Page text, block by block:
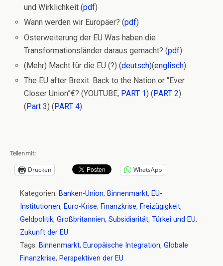
und Wirklichkeit (pdf)
Wann werden wir Europäer? (pdf)
Osterweiterung der EU Was haben die
Transformationsländer daraus gemacht? (pdf)
(Mehr) Macht für die EU (?) (deutsch)(englisch)
The EU after Brexit: Back to the Nation or “Ever
Closer Union”€? (YOUTUBE, PART 1) (PART 2)
(Part3) (PART 4)
Teilen mit:
Drucken WhatsApp
Kategorien: Banken-Union, Binnenmarkt, EU-
Institutionen, Euro-Krise, Finanzkrise, Freizügigkeit,
Geldpolitik, Großbritannien, Subsidiarität, Türkei und EU,
Zukunft der EU
Tags: Binnenmarkt, Europäische Integration, Globale
Finanzkrise, Perspektiven der EU